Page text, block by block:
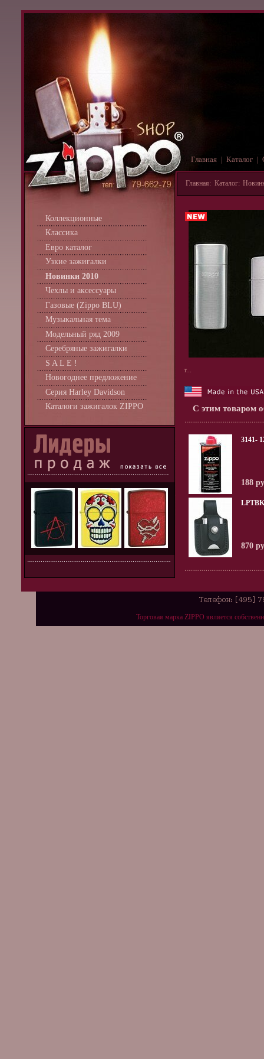
Главная Каталог
Коллекционные
Классика
Евро каталог
Узкие зажигалки
Новинки 2010
Чехлы и аксессуары
Газовые (Zippo BLU)
Музыкальная тема
Модельный ряд 2009
Серебряные зажигалки
S A L E !
Новогоднее предложение
Серия Harley Davidson
Каталоги зажигалок ZIPPO
Главная: Каталог:
т...
С этим товаром
3141-
188
870
Торговая марка ZIPPO является